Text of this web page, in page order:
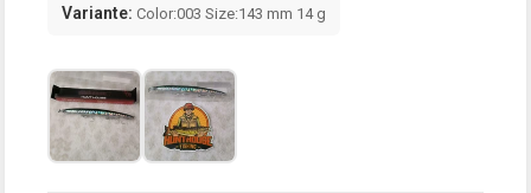
Variante: Color:003 Size:143 mm 14 g